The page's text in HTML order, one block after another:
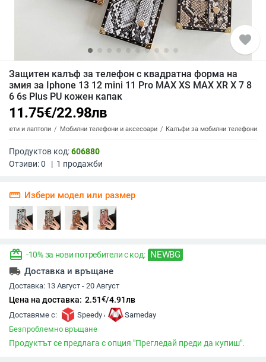
favorite
Защитен калъф за телефон с квадратна форма на
змия за Iphone 13 12 mini 11 Pro MAX XS MAX XR X 7 8
6 6s Plus PU кожен капак
11.75€/22.98лв
и лаптопи Мобилни телефони и аксесоари Калъфи за мобилни телефони
Продуктов код:606880
Отзиви:0 | 1 продажби
straighten Избери модел или размер
redeem -10% за нови потребители с код: NEWBG
local_shipping Доставка и връщане
Доставка: 13 Август - 20 Август
Цена на доставка: 2.51€/4.91лв
Доставяме с: Speedy ,
Sameday
Безпроблемно връщане
Продуктът се предлага с опция "Прегледай преди да купиш".